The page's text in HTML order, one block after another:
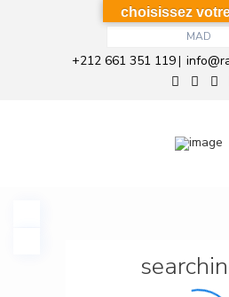
MAD
+212 661 351 119|
choisissez